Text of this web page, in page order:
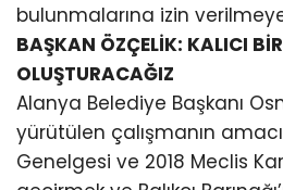
bulunmalarına izin
BAŞKAN ÖZÇELİK: KALICI
OLUŞTURACAĞIZ
Alanya Belediye Başkanı
yürütülen çalışmanın
Genelgesi ve 2018 Meclis